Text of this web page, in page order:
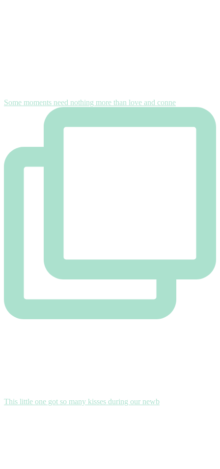
Some moments need nothing more than love and conne
This little one got so many kisses during our newb